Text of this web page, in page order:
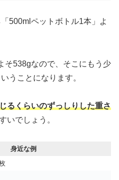
500mlペットボトル1本」よ
そ538gなので、そこにもう少
うことになります。
るくらいのずっしりした重さ
いでしょう。
身近な例